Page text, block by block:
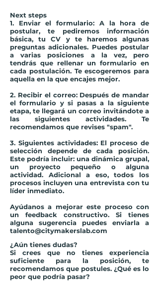
Next steps
1. Enviar el formulario: A la hora de
postular, te pediremos información
básica, tu CV y te haremos algunas
preguntas adicionales. Puedes postular
a varias posiciones a la vez, pero
tendrás que rellenar un formulario en
cada postulación. Te escogeremos para
aquella en la que encajes mejor.
2. Recibir el correo:Después de mandar
el formulario y si pasas a la siguiente
etapa, te llegará un correo invitándote a
las siguientes actividades. Te
recomendamos que revises "spam".
3. Siguientes actividades: El proceso de
selección depende de cada posición.
Este podría incluir: una dinámica grupal,
un proyecto pequeño o alguna
actividad. Adicional a eso, todos los
procesos incluyen una entrevista con tu
líder inmediato.
Ayúdanos a mejorar este proceso con
un feedback constructivo. Si tienes
alguna sugerencia puedes enviarla a
talento@citymakerslab.com
¿Aún tienes dudas?
Si crees que no tienes experiencia
suficiente para la posición, te
recomendamos que postules. ¿Qué es lo
peor que podría pasar?